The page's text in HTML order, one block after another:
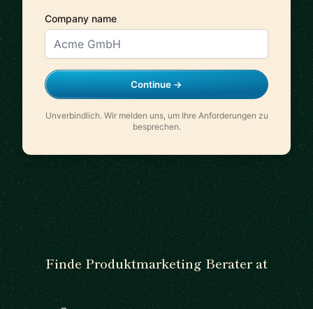
Company name
Continue →
Unverbindlich. Wir melden uns, um Ihre Anforderungen zu
besprechen.
Finde Produktmarketing Berater at